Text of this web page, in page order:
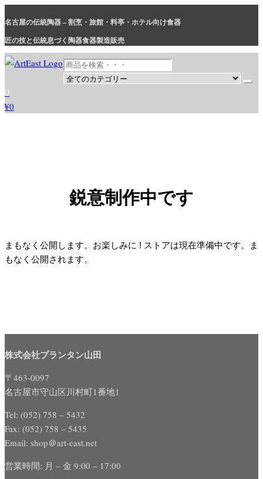
ン
テ
ン
ツ
ス
キ
名古屋の伝統陶器 – 割烹・旅館・料亭・ホテル向け食器
匠の技と伝統息づく陶器食器製造販売
和食器・洋食器通販｜割烹・旅館・料亭・ホテル等業務用卸販売
業務用から個人用まで、おしゃれでかわいい和食器・洋食器はま
とめ買いがお得です。
0
¥0
鋭意制作中です
まもなく公開します。お楽しみに ! ストアは現在準備中です。ま
もなく公開されます。
株式会社プランタン山田
〒463-0097
名古屋市守山区川村町1番地1
Tel: (052) 758 – 5432
Fax: (052) 758 – 5435
Email: shop＠art-east.net
営業時間: 月 – 金 9:00 – 17:00